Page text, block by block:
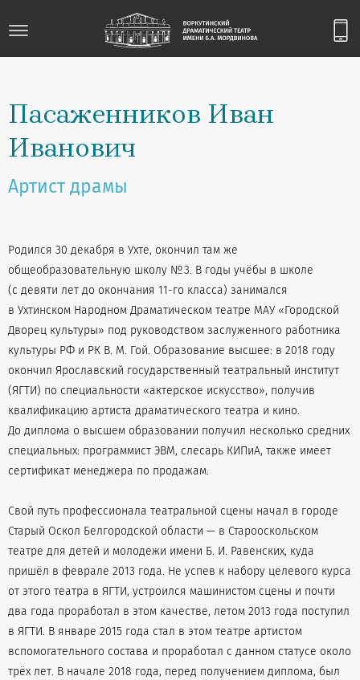
Пасаженников Иван
Иванович
Артист драмы
Родился 30 декабря в Ухте, окончил там же
общеобразовательную школу № 3. В годы учёбы в школе
(с девяти лет до окончания 11-го класса) занимался
в Ухтинском Народном Драматическом театре МАУ «Городской
Дворец культуры» под руководством заслуженного работника
культуры РФ и РК В. М. Гой. Образование высшее: в 2018 году
окончил Ярославский государственный театральный институт
(ЯГТИ) по специальности «актерское искусство», получив
квалификацию артиста драматического театра и кино.
До диплома о высшем образовании получил несколько средних
специальных: программист ЭВМ, слесарь КИПиА, также имеет
сертификат менеджера по продажам.
Свой путь профессионала театральной сцены начал в городе
Старый Оскол Белгородской области — в Старооскольском
театре для детей и молодежи имени Б. И. Равенских, куда
пришёл в феврале 2013 года. Не успев к набору целевого курса
от этого театра в ЯГТИ, устроился машинистом сцены и почти
два года проработал в этом качестве, летом 2013 года поступил
в ЯГТИ. В январе 2015 года стал в этом театре артистом
вспомогательного состава и проработал с данном статусе около
трёх лет. В начале 2018 года, перед получением диплома, был